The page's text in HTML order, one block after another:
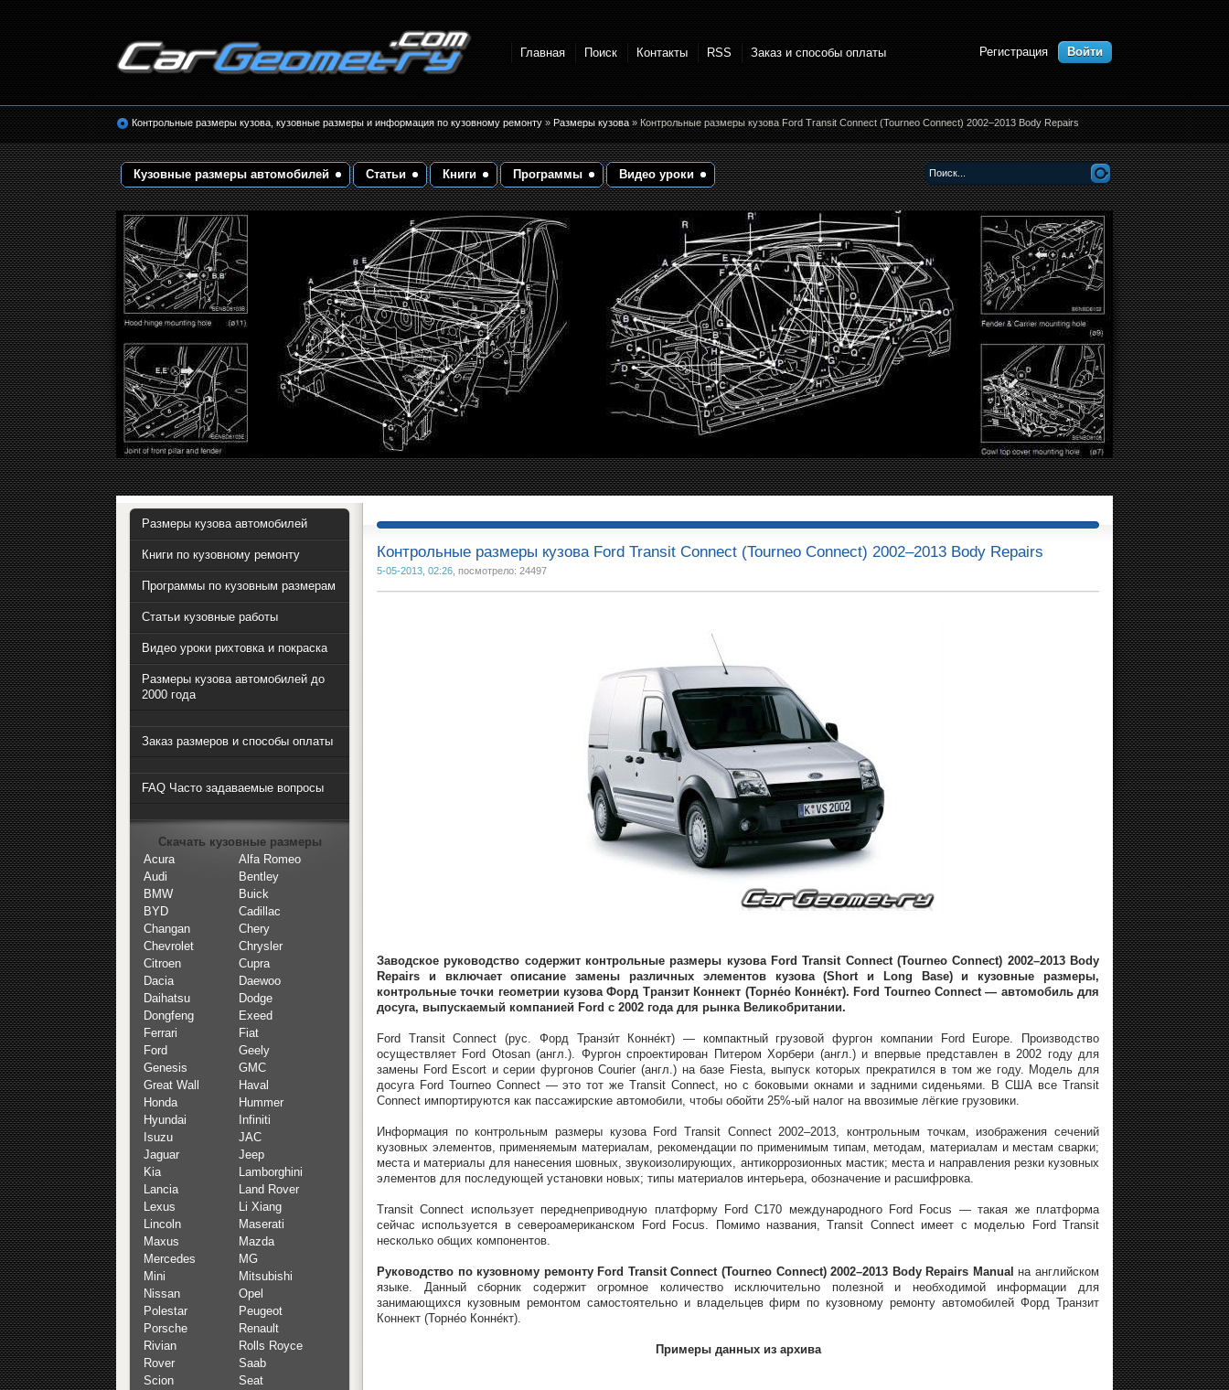
кузовные размеры. Геометрия кузова
Главная Поиск Контакты RSS Заказ и способы оплаты Регистрация Войти
Контрольные размеры кузова, кузовные размеры и информация по кузовному ремонту»Размеры кузова» Контрольные размеры кузова Ford Transit Connect (Tourneo Connect) 2002–2013 Body Repairs
Кузовные размеры автомобилей Статьи Книги Программы Видео уроки
Контрольные размеры кузова Ford Transit Connect (Tourneo Connect) 2002–2013 Body Repairs
5-05-2013, 02:26, посмотрело: 24497
Заводское руководство содержит контрольные размеры кузова Ford Transit Connect (Tourneo Connect) 2002–2013 Body
Repairs и включает описание замены различных элементов кузова (Short и Long Base) и кузовные размеры,
контрольные точки геометрии кузова Форд Транзит Коннект (Торне́о Конне́кт). Ford Tourneo Connect — автомобиль для
досуга, выпускаемый компанией Ford с 2002 года для рынка Великобритании.
Ford Transit Connect (рус. Форд Транзи́т Конне́кт) — компактный грузовой фургон компании Ford Europe. Производство
осуществляет Ford Otosan (англ.). Фургон спроектирован Питером Хорбери (англ.) и впервые представлен в 2002 году для
замены Ford Escort и серии фургонов Courier (англ.) на базе Fiesta, выпуск которых прекратился в том же году. Модель для
досуга Ford Tourneo Connect — это тот же Transit Connect, но с боковыми окнами и задними сиденьями. В США все Transit
Connect импортируются как пассажирские автомобили, чтобы обойти 25%-ый налог на ввозимые лёгкие грузовики.
Информация по контрольным размеры кузова Ford Transit Connect 2002–2013, контрольным точкам, изображения сечений
кузовных элементов, применяемым материалам, рекомендации по применимым типам, методам, материалам и местам сварки;
места и материалы для нанесения шовных, звукоизолирующих, антикоррозионных мастик; места и направления резки кузовных
элементов для последующей установки новых; типы материалов интерьера, обозначение и расшифровка.
Transit Connect использует переднеприводную платформу Ford C170 международного Ford Focus — такая же платформа
сейчас используется в североамериканском Ford Focus. Помимо названия, Transit Connect имеет с моделью Ford Transit
несколько общих компонентов.
Руководство по кузовному ремонту Ford Transit Connect (Tourneo Connect) 2002–2013 Body Repairs Manual на английском
языке. Данный сборник содержит огромное количество исключительно полезной и необходимой информации для
занимающихся кузовным ремонтом самостоятельно и владельцев фирм по кузовному ремонту автомобилей Форд Транзит
Коннект (Торне́о Конне́кт).
Примеры данных из архива
Размеры кузова автомобилей
Книги по кузовному ремонту
Программы по кузовным размерам
Статьи кузовные работы
Видео уроки рихтовка и покраска
Размеры кузова автомобилей до
2000 года
Заказ размеров и способы оплаты
FAQ Часто задаваемые вопросы
Скачать кузовные размеры
Acura
Alfa Romeo
Audi
Bentley
BMW
Buick
BYD
Cadillac
Changan
Chery
Chevrolet
Chrysler
Citroen
Cupra
Dacia
Daewoo
Daihatsu
Dodge
Dongfeng
Exeed
Ferrari
Fiat
Ford
Geely
Genesis
GMC
Great Wall
Haval
Honda
Hummer
Hyundai
Infiniti
Isuzu
JAC
Jaguar
Jeep
Kia
Lamborghini
Lancia
Land Rover
Lexus
Li Xiang
Lincoln
Maserati
Maxus
Mazda
Mercedes
MG
Mini
Mitsubishi
Nissan
Opel
Polestar
Peugeot
Porsche
Renault
Rivian
Rolls Royce
Rover
Saab
Scion
Seat